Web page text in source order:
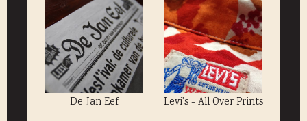
De Jan Eef Levi's - All Over Prints